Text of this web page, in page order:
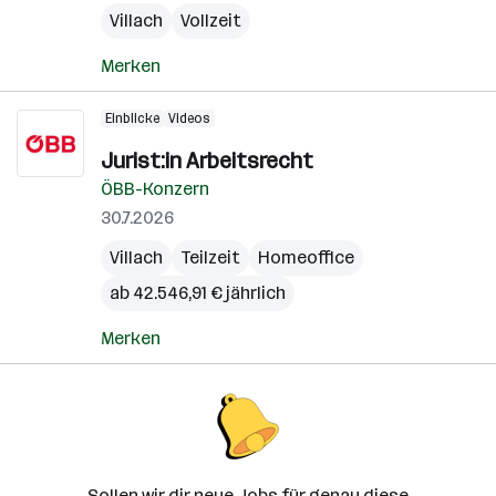
Villach Vollzeit
Merken
Einblicke Videos
Jurist:in Arbeitsrecht
ÖBB-Konzern
30.7.2026
Villach
Teilzeit
Homeoffice
ab 42.546,91 € jährlich
Merken